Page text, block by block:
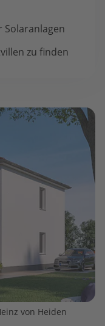
Solaranlagen
zu finden
von Heiden